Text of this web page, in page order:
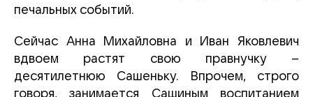
печальных событий.
Сейчас Анна Михайловна и Иван Яковлевич
вдвоем растят свою правнучку –
десятилетнюю Сашеньку. Впрочем, строго
говоря, занимается Сашиным воспитанием